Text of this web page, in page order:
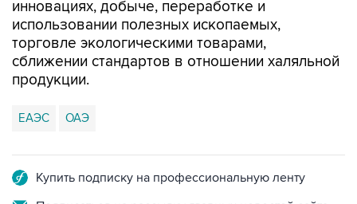
инновациях, добыче, переработке и
использовании полезных ископаемых,
торговле экологическими товарами,
сближении стандартов в отношении халяльной
продукции.
ЕАЭС ОАЭ
Купить подписку на профессиональную ленту